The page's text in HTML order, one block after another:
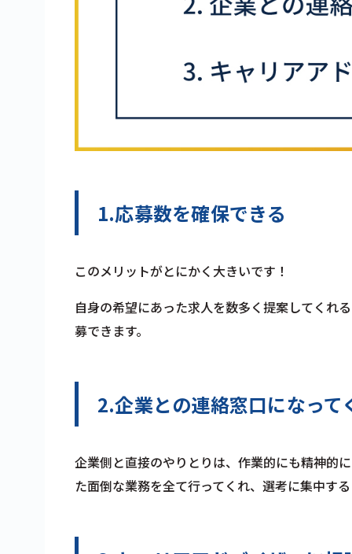
1.応募数を確保できる
このメリットがとにかく大きいです！
自身の希望にあった求人を数多く提案してくれ
募できます。
2.企業との連絡窓口になって
企業側と直接のやりとりは、作業的にも精神的
た面倒な業務を全て行ってくれ、選考に集中す